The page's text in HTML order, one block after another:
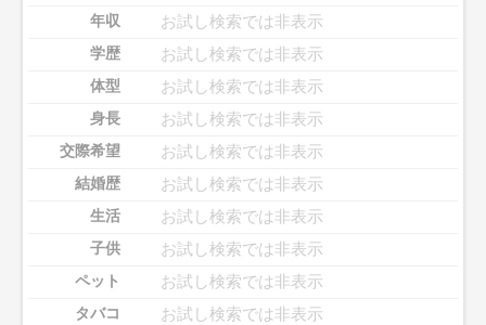
年収 お試し検索では非表示
学歴 お試し検索では非表示
体型 お試し検索では非表示
身長 お試し検索では非表示
交際希望 お試し検索では非表示
結婚歴 お試し検索では非表示
生活 お試し検索では非表示
子供 お試し検索では非表示
ペット お試し検索では非表示
タバコ お試し検索では非表示